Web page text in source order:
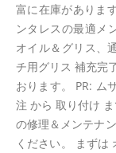
富に在庫がありま
ンタレスの最適メ
オイル＆グリス、
チ用グリス 補充完
おります。 PR: ム
注 から 取り付け
の修理＆メンテナ
ください。 まずは